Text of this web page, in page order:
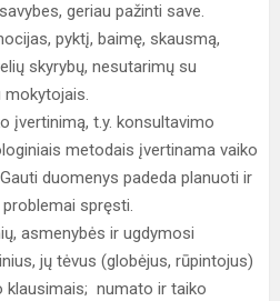
geriau pažinti save.
pyktį, baimę, skausmą,
skyrybų, nesutarimų su
mokytojais.
įvertinimą, t.y. konsultavimo
metodais įvertinama vaiko
duomenys padeda planuoti ir
spręsti.
asmenybės ir ugdymosi
jų tėvus (globėjus, rūpintojus)
klausimais; numato ir taiko